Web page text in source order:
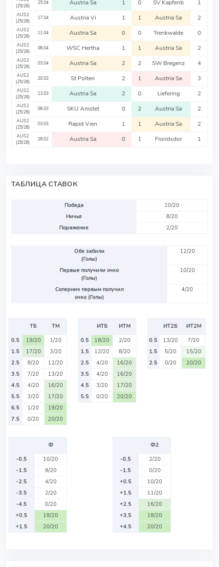
(25/26)
25.04 Austria Sa 1 0 SV Kapfenb 1
AUS2
(25/26)
17.04 Austria Vi 1 1 Austria Sa 2
AUS2
(25/26)
11.04 Austria Sa 0 0 Trenkwalde 0
AUS2
(25/26)
06.04 WSC Hertha 1 1 Austria Sa 2
AUS2
(25/26)
03.04 Austria Sa 2 2 SW Bregenz 4
AUS2
(25/26)
20.03 St Polten 2 1 Austria Sa 3
AUS2
(25/26)
13.03 Austria Sa 2 0 Liefering 2
AUS2
(25/26)
06.03 SKU Amstet 0 2 Austria Sa 2
AUS2
(25/26)
03.03 Rapid Vien 1 1 Austria Sa 2
AUS2
(25/26)
28.02 Austria Sa 0 1 Floridsdor 1
ТАБЛИЦА СТАВОК
Победа
10/20
Ничья
8/20
Поражение
2/20
Обе забили
(Голы)
12/20
Первые получили очко
(Голы)
10/20
Соперник первым получил
очко (Голы)
4/20
ТБ
ТМ
0.5
19/20
1/20
1.5
17/20
3/20
2.5
8/20
12/20
3.5
7/20
13/20
4.5
4/20
16/20
5.5
3/20
17/20
6.5
1/20
19/20
7.5
0/20 20/20
ИТБ
ИТМ
0.5
18/20
2/20
1.5
12/20
8/20
2.5
4/20
16/20
3.5
4/20
16/20
4.5
3/20
17/20
5.5
0/20 20/20
ИТ2Б
ИТ2М
0.5
13/20
7/20
1.5
5/20
15/20
2.5
0/20 20/20
Ф
-0.5
10/20
-1.5
9/20
-2.5
4/20
-3.5
2/20
-4.5
0/20
+0.5
18/20
+1.5
20/20
Ф2
-0.5
2/20
-1.5
0/20
+0.5
10/20
+1.5
11/20
+2.5
16/20
+3.5
18/20
+4.5
20/20